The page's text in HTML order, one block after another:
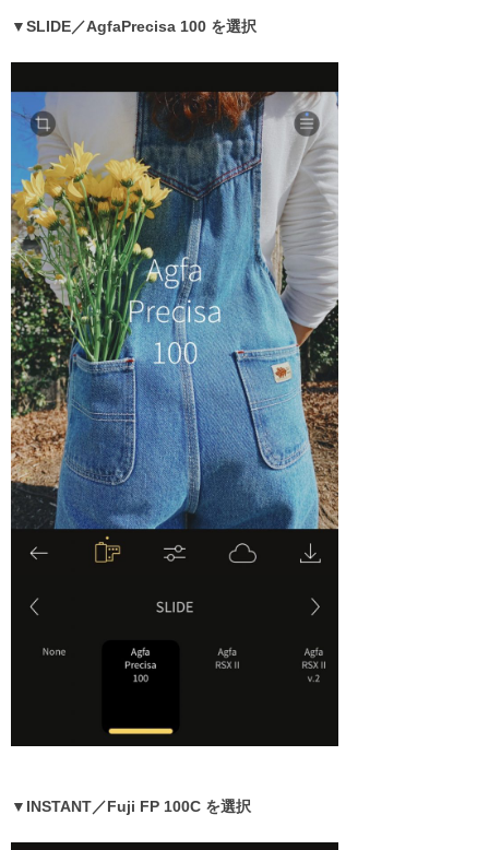
▼SLIDE／AgfaPrecisa 100 を選択
▼INSTANT／Fuji FP 100C を選択